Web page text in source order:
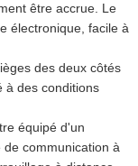
être accrue. Le
électronique, facile à
des deux côtés
à des conditions
équipé d'un
communication à